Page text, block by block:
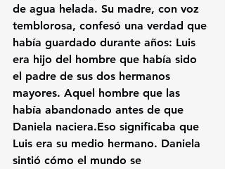
de agua helada. Su madre, con voz
temblorosa, confesó una verdad que
había guardado durante años: Luis
era hijo del hombre que había sido
el padre de sus dos hermanos
mayores. Aquel hombre que las
había abandonado antes de que
Daniela naciera.Eso significaba que
Luis era su medio hermano. Daniela
sintió cómo el mundo se